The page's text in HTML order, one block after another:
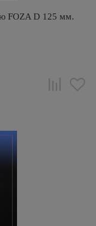
FOZA D 125 мм.